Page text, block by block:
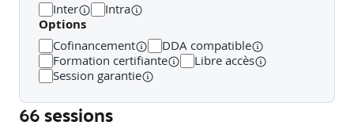
4. GÉRER LES ENVIRONNEMENTS UTILISATEUR ET LES
APPLICATIONS
Mettre en oeuvre et gérer FSLogix
Configurer les paramètres d'expérience utilisateur
Installer et configurer des applications sur un hôte de
Inter Intra
Options
Cofinancement
DDA compatible
Formation certifiante
Libre accès
Session garantie
66 sessions